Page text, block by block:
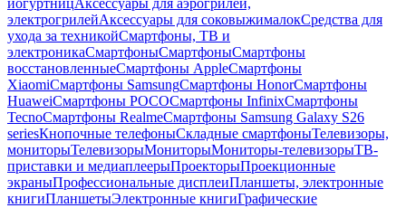
йогуртницАксессуары для аэрогрилей,
электрогрилейАксессуары для соковыжималокСредства для
ухода за техникойСмартфоны, ТВ и
электроникаСмартфоныСмартфоныСмартфоны
восстановленныеСмартфоны AppleСмартфоны
XiaomiСмартфоны SamsungСмартфоны HonorСмартфоны
HuaweiСмартфоны POCOСмартфоны InfinixСмартфоны
TecnoСмартфоны RealmeСмартфоны Samsung Galaxy S26
seriesКнопочные телефоныСкладные смартфоныТелевизоры,
мониторыТелевизорыМониторыМониторы-телевизорыТВ-
приставки и медиаплеерыПроекторыПроекционные
экраныПрофессиональные дисплеиПланшеты, электронные
книгиПланшетыЭлектронные книгиГрафические